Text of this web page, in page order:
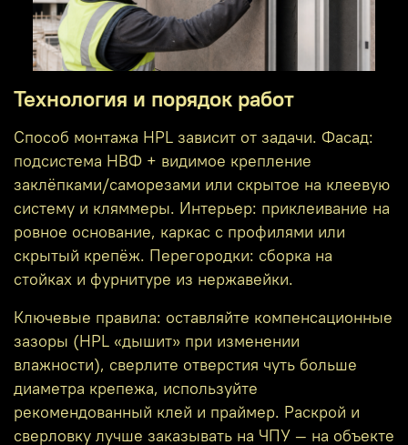
Технология и порядок работ
Способ монтажа HPL зависит от задачи. Фасад:
подсистема НВФ + видимое крепление
заклёпками/саморезами или скрытое на клеевую
систему и кляммеры. Интерьер: приклеивание на
ровное основание, каркас с профилями или
скрытый крепёж. Перегородки: сборка на
стойках и фурнитуре из нержавейки.
Ключевые правила: оставляйте компенсационные
зазоры (HPL «дышит» при изменении
влажности), сверлите отверстия чуть больше
диаметра крепежа, используйте
рекомендованный клей и праймер. Раскрой и
сверловку лучше заказывать на ЧПУ — на объекте